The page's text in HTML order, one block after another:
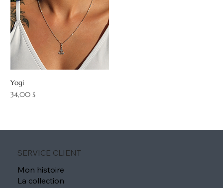
Yogi
Prix
34,00 $
SERVICE CLIENT
Mon histoire
La collection